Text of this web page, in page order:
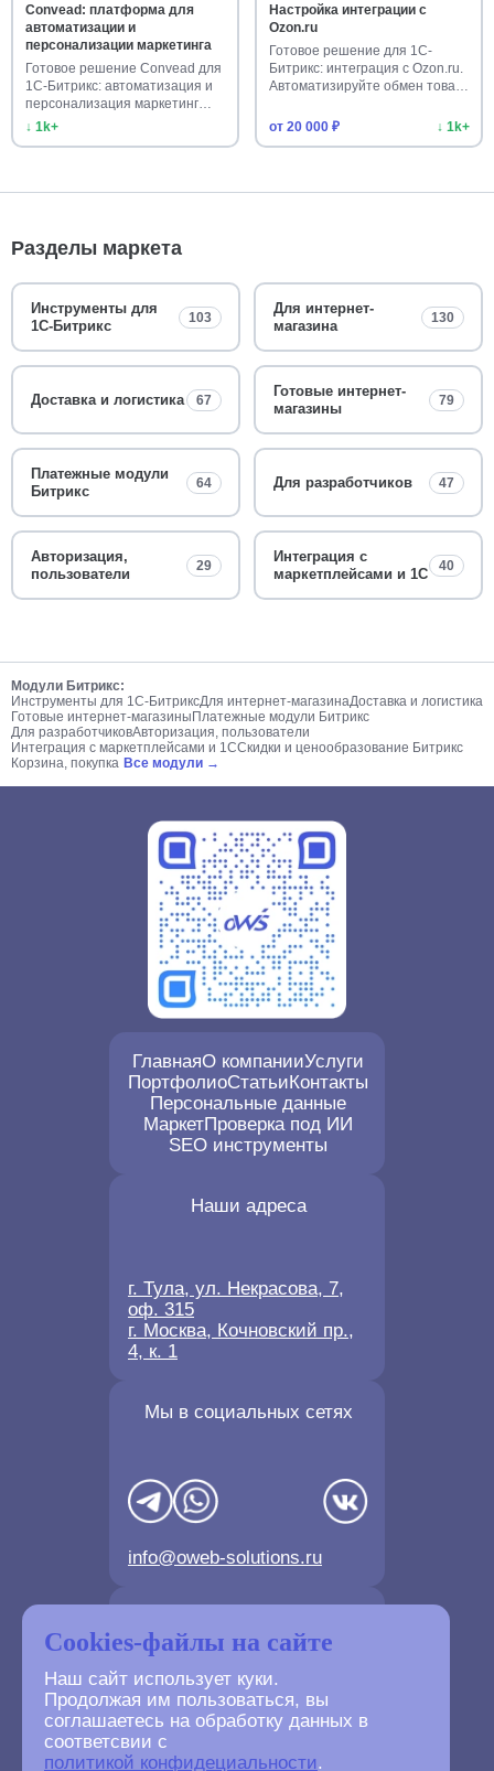
Convead: платформа для
автоматизации и
персонализации маркетинга
Готовое решение Convead для
1С-Битрикс: автоматизация и
персонализация маркетинг…
↓ 1k+
Настройка интеграции с
Ozon.ru
Готовое решение для 1С-
Битрикс: интеграция с Ozon.ru.
Автоматизируйте обмен това…
от 20 000 ₽ ↓ 1k+
Разделы маркета
Инструменты для
1С-Битрикс
103
Для интернет-
магазина
130
Доставка и логистика 67
Готовые интернет-
магазины
79
Платежные модули
Битрикс
64 Для разработчиков 47
Авторизация,
пользователи
29
Интеграция с
маркетплейсами и 1С
40
Cookies-файлы на сайте
Наш сайт использует куки.
Продолжая им пользоваться, вы
соглашаетесь на обработку данных в
соответсвии с
политикой конфидециальности.
Модули Битрикс:
Инструменты для 1С-БитриксДля интернет-магазинаДоставка и логистика
Готовые интернет-магазины Платежные модули Битрикс
Для разработчиковАвторизация, пользователи
Интеграция с маркетплейсами и 1ССкидки и ценообразование Битрикс
Корзина, покупка Все модули →
ГлавнаяО компанииУслуги
ПортфолиоСтатьиКонтакты
Персональные данные
МаркетПроверка под ИИ
SEO инструменты
Мы в социальных сетях
info@oweb-solutions.ru
Наши адреса
г. Тула, ул. Некрасова, 7,
оф. 315
г. Москва, Кочновский пр.,
4, к. 1
+7(4872) 702-730
+7(499) 677-61-84